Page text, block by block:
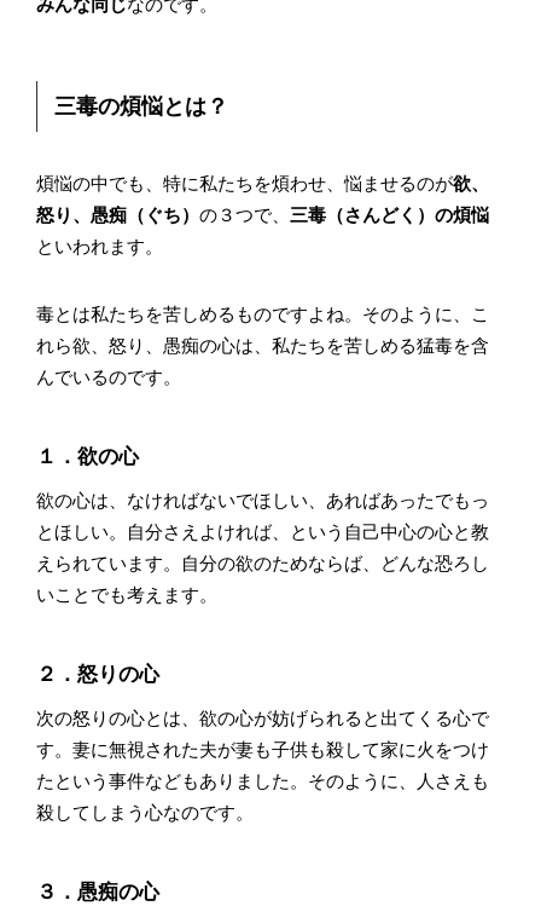
みんな同じなのです。
三毒の煩悩とは？
煩悩の中でも、特に私たちを煩わせ、悩ませるのが欲、
怒り、愚痴（ぐち） の３つで、 三毒（さんどく）の煩悩
といわれます。
毒とは私たちを苦しめるものですよね。そのように、こ
れら欲、怒り、愚痴の心は、私たちを苦しめる猛毒を含
んでいるのです。
１．欲の心
欲の心は、なければないでほしい、あればあったでもっ
とほしい。自分さえよければ、という自己中心の心と教
えられています。自分の欲のためならば、どんな恐ろし
いことでも考えます。
２．怒りの心
次の怒りの心とは、欲の心が妨げられると出てくる心で
す。妻に無視された夫が妻も子供も殺して家に火をつけ
たという事件などもありました。そのように、人さえも
殺してしまう心なのです。
３．愚痴の心